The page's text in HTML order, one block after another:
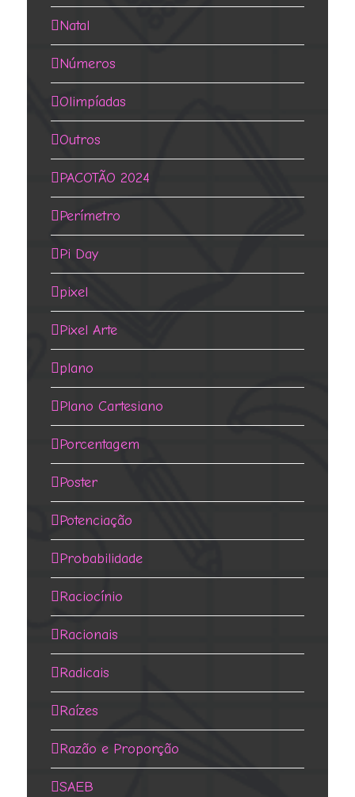
Natal
Números
Olimpíadas
Outros
PACOTÃO 2024
Perímetro
Pi Day
pixel
Pixel Arte
plano
Plano Cartesiano
Porcentagem
Poster
Potenciação
Probabilidade
Raciocínio
Racionais
Radicais
Raízes
Razão e Proporção
SAEB